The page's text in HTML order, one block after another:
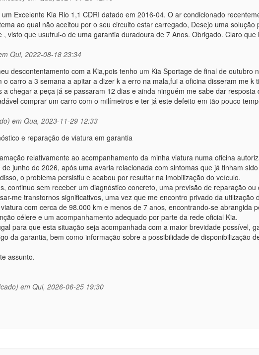
Excelente Kia Rio 1,1 CDRI datado em 2016-04. O ar condicionado
ao qual não aceitou por o seu circuito estar carregado, Desejo uma solução
visto que usufrui-o de uma garantia duradoura de 7 Anos. Obrigado. Claro
Qui, 2022-08-18 23:34
descontentamento com a Kia,pois tenho um Kia Sportage de final de outubro
carro a 3 semana a apitar a dizer k a erro na mala,fui a oficina disseram me k
chegar a peça já se passaram 12 dias e ainda ninguém me sabe dar resposta
comprar um carro com o milímetros e ter já este defeito em tão pouco
em Qua, 2023-11-29 12:33
e reparação de viatura em garantia
relativamente ao acompanhamento da minha viatura numa oficina
junho de 2026, após uma avaria relacionada com sintomas que já tinham
o problema persistiu e acabou por resultar na imobilização do veículo.
continuo sem receber um diagnóstico concreto, uma previsão de reparação
me transtornos significativos, uma vez que me encontro privado da utilização
com cerca de 98.000 km e menos de 7 anos, encontrando-se abrangida
célere e um acompanhamento adequado por parte da rede oficial Kia.
para que esta situação seja acompanhada com a maior brevidade possível,
da garantia, bem como informação sobre a possibilidade de disponibilização
assunto.
em Qui, 2026-06-25 19:30